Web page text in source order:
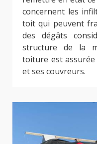
concernent les
toit qui peuvent
des dégâts
structure de la
toiture est
et ses couvreurs.